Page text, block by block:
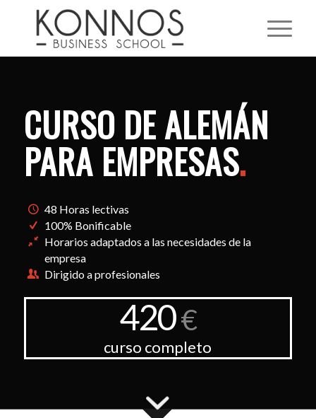
CURSO DE ALEMÁN
PARA EMPRESAS.
48 Horas lectivas
100% Bonificable
Horarios adaptados a las necesidades de la
empresa
Dirigido a profesionales
420€
curso completo